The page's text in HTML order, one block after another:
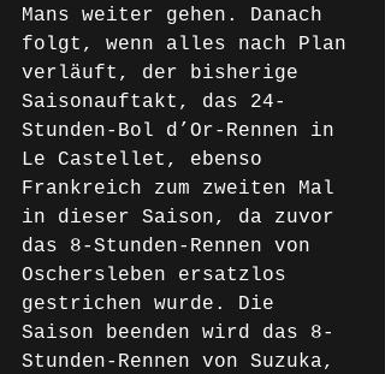
Mans weiter gehen. Danach
folgt, wenn alles nach Plan
verläuft, der bisherige
Saisonauftakt, das 24-
Stunden-Bol d’Or-Rennen in
Le Castellet, ebenso
Frankreich zum zweiten Mal
in dieser Saison, da zuvor
das 8-Stunden-Rennen von
Oschersleben ersatzlos
gestrichen wurde. Die
Saison beenden wird das 8-
Stunden-Rennen von Suzuka,